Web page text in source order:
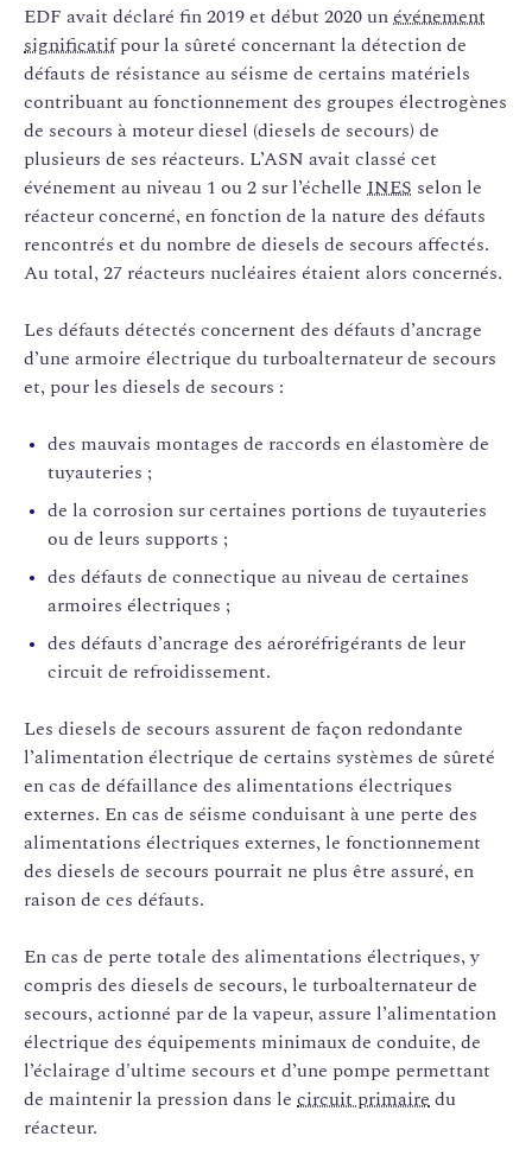
EDF avait déclaré fin 2019 et début 2020 unévénement
significatifpour la sûreté concernant la détection de
défauts de résistance au séisme de certains matériels
contribuant au fonctionnement des groupes électrogènes
de secours à moteur diesel (diesels de secours) de
plusieurs de ses réacteurs. L’ASN avait classé cet
événement au niveau 1 ou 2 sur l’échelle INES selon le
réacteur concerné, en fonction de la nature des défauts
rencontrés et du nombre de diesels de secours affectés.
Au total, 27 réacteurs nucléaires étaient alors concernés.
Les défauts détectés concernent des défauts d’ancrage
d’une armoire électrique du turboalternateur de secours
et, pour les diesels de secours :
des mauvais montages de raccords en élastomère de
tuyauteries ;
de la corrosion sur certaines portions de tuyauteries
ou de leurs supports ;
des défauts de connectique au niveau de certaines
armoires électriques ;
des défauts d’ancrage des aéroréfrigérants de leur
circuit de refroidissement.
Les diesels de secours assurent de façon redondante
l’alimentation électrique de certains systèmes de sûreté
en cas de défaillance des alimentations électriques
externes. En cas de séisme conduisant à une perte des
alimentations électriques externes, le fonctionnement
des diesels de secours pourrait ne plus être assuré, en
raison de ces défauts.
En cas de perte totale des alimentations électriques, y
compris des diesels de secours, le turboalternateur de
secours, actionné par de la vapeur, assure l’alimentation
électrique des équipements minimaux de conduite, de
l’éclairage d'ultime secours et d’une pompe permettant
de maintenir la pression dans le circuit primairedu
réacteur.